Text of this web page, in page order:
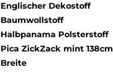
Englischer Dekostoff
Baumwollstoff
Halbpanama Polsterstoff
Pica ZickZack mint 138cm
Breite